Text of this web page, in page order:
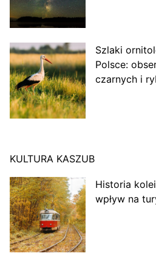
Szlaki
Polsce:
czarnych i
KULTURA KASZUB
Historia
wpływ na